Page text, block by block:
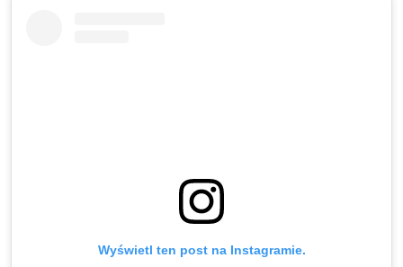
Wyświetl ten post na Instagramie.